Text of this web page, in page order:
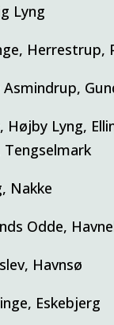
Lyng
Herrestrup,
Lyng,
Nakke
Odde,
Havnsø
Eskebjerg